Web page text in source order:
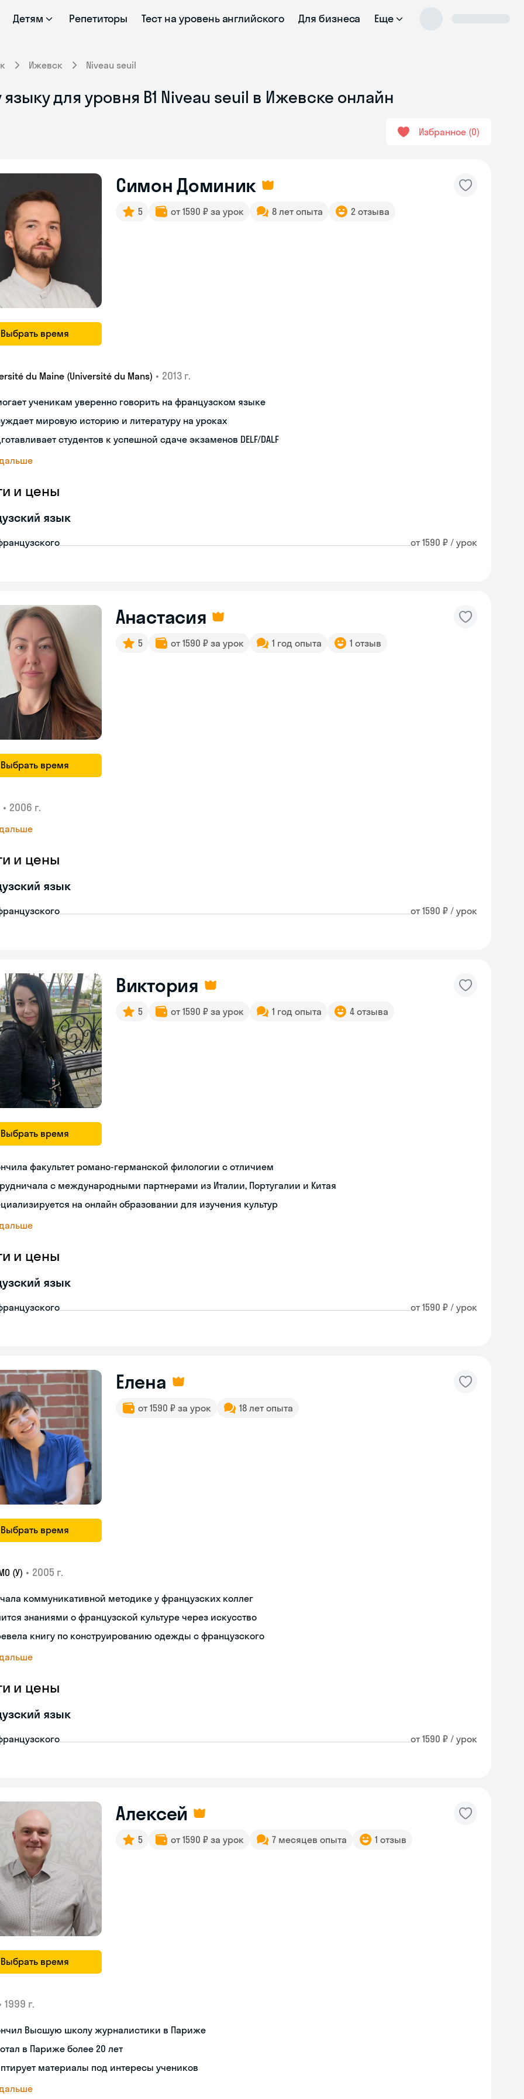
Детям Репетиторы Тест на уровень английского Для бизнеса Еще
Ижевск Niveau seuil
для уровня B1 Niveau seuil в Ижевске онлайн
Избранное 0
Выбрать время
Симон Доминик
5 от 1590 ₽ за урок 8 лет опыта 2 отзыва
du Maine (Université du Mans) • 2013 г.
ученикам уверенно говорить на французском языке
мировую историю и литературу на уроках
студентов к успешной сдаче экзаменов DELF/DALF
и цены
язык
от 1590 ₽ / урок
Выбрать время
Анастасия
5 от 1590 ₽ за урок 1 год опыта 1 отзыв
• 2006 г.
и цены
язык
от 1590 ₽ / урок
Выбрать время
Виктория
5 от 1590 ₽ за урок 1 год опыта 4 отзыва
факультет романо-германской филологии с отличием
с международными партнерами из Италии, Португалии и Китая
на онлайн образовании для изучения культур
и цены
язык
от 1590 ₽ / урок
Выбрать время
Елена
от 1590 ₽ за урок 18 лет опыта
(У) • 2005 г.
коммуникативной методике у французских коллег
знаниями о французской культуре через искусство
книгу по конструированию одежды с французского
и цены
язык
от 1590 ₽ / урок
Выбрать время
Алексей
5 от 1590 ₽ за урок 7 месяцев опыта 1 отзыв
1999 г.
Высшую школу журналистики в Париже
в Париже более 20 лет
материалы под интересы учеников